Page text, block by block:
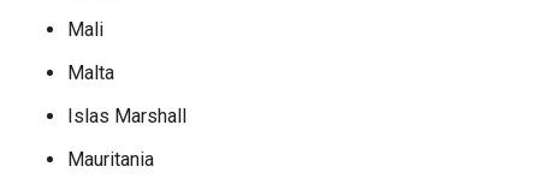
Mali
Malta
Islas Marshall
Mauritania